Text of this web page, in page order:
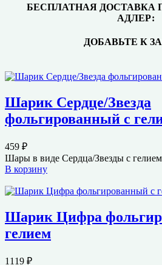
БЕСПЛАТНАЯ ДОСТАВКА
АДЛЕР:
ДОБАВЬТЕ К
Шарик Сердце/Звезда
фольгированный с
459 ₽
Шары в виде Сердца/Звезды с
В корзину
Шарик Цифра
гелием
1119 ₽